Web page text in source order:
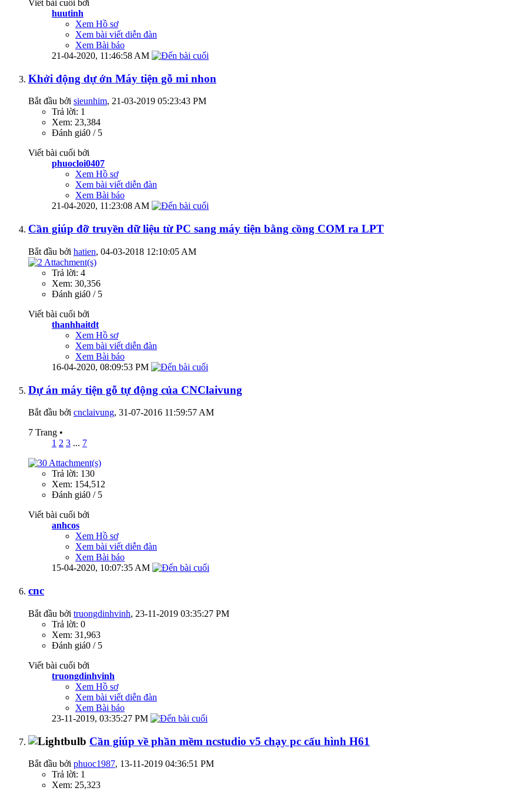
Viết bài cuối bởi
huutinh
Xem Hồ sơ
Xem bài viết diễn đàn
Xem Bài báo
21-04-2020, 11:46:58 AM
Khởi động dự ớn Máy tiện gỗ mi nhon
Bắt đầu bởi sieunhim‎, 21-03-2019 05:23:43 PM
Trả lời: 1
Xem: 23,384
Đánh giá0 / 5
Viết bài cuối bởi
phuocloi0407
Xem Hồ sơ
Xem bài viết diễn đàn
Xem Bài báo
21-04-2020, 11:23:08 AM
Cần giúp đỡ truyền dữ liệu từ PC sang máy tiện bằng cồng COM ra LPT
Bắt đầu bởi hatien‎, 04-03-2018 12:10:05 AM
Trả lời: 4
Xem: 30,356
Đánh giá0 / 5
Viết bài cuối bởi
thanhhaitdt
Xem Hồ sơ
Xem bài viết diễn đàn
Xem Bài báo
16-04-2020, 08:09:53 PM
Dự án máy tiện gỗ tự động của CNClaivung
Bắt đầu bởi cnclaivung‎, 31-07-2016 11:59:57 AM
7 Trang •
1 2 3 ... 7
Trả lời: 130
Xem: 154,512
Đánh giá0 / 5
Viết bài cuối bởi
anhcos
Xem Hồ sơ
Xem bài viết diễn đàn
Xem Bài báo
15-04-2020, 10:07:35 AM
cnc
Bắt đầu bởi truongdinhvinh‎, 23-11-2019 03:35:27 PM
Trả lời: 0
Xem: 31,963
Đánh giá0 / 5
Viết bài cuối bởi
truongdinhvinh
Xem Hồ sơ
Xem bài viết diễn đàn
Xem Bài báo
23-11-2019, 03:35:27 PM
Cần giúp về phần mềm ncstudio v5 chạy pc cấu hình H61
Bắt đầu bởi phuoc1987‎, 13-11-2019 04:36:51 PM
Trả lời: 1
Xem: 25,323